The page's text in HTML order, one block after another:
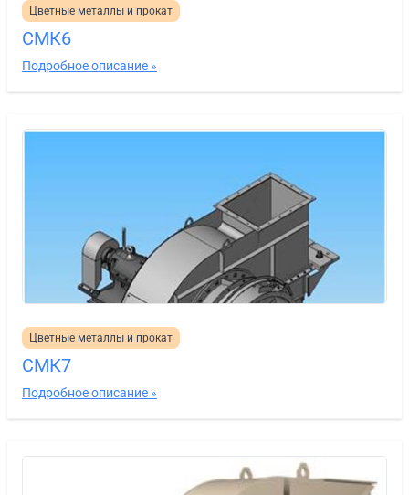
Цветные металлы и прокат
СМК6
Подробное описание »
Цветные металлы и прокат
СМК7
Подробное описание »